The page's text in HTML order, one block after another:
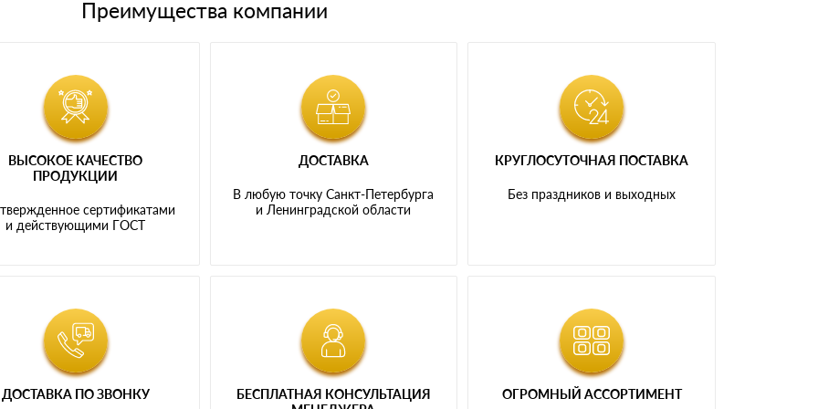
Преимущества компании
ВЫСОКОЕ КАЧЕСТВО
ПРОДУКЦИИ
сертификатами
и действующими ГОСТ
ДОСТАВКА
В любую точку Санкт-Петербурга
и Ленинградской области
КРУГЛОСУТОЧНАЯ ПОСТАВКА
Без праздников и выходных
ДОСТАВКА ПО ЗВОНКУ
БЕСПЛАТНАЯ КОНСУЛЬТАЦИЯ
ОГРОМНЫЙ АССОРТИМЕНТ